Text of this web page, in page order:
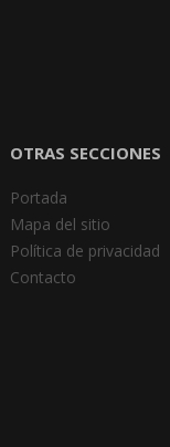
OTRAS SECCIONES
Portada
Mapa del sitio
Política de privacidad
Contacto